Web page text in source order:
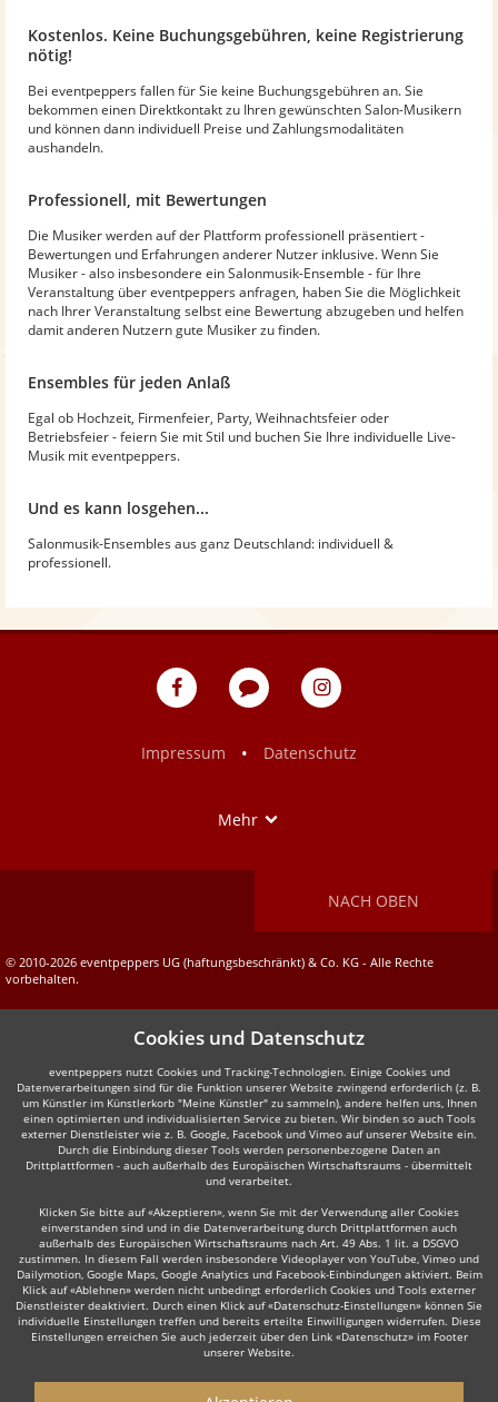
Kostenlos. Keine Buchungsgebühren, keine Registrierung
nötig!
Bei eventpeppers fallen für Sie keine Buchungsgebühren an. Sie
bekommen einen Direktkontakt zu Ihren gewünschten Salon-Musikern
und können dann individuell Preise und Zahlungsmodalitäten
aushandeln.
Professionell, mit Bewertungen
Die Musiker werden auf der Plattform professionell präsentiert -
Bewertungen und Erfahrungen anderer Nutzer inklusive. Wenn Sie
Musiker - also insbesondere ein Salonmusik-Ensemble - für Ihre
Veranstaltung über eventpeppers anfragen, haben Sie die Möglichkeit
nach Ihrer Veranstaltung selbst eine Bewertung abzugeben und helfen
damit anderen Nutzern gute Musiker zu finden.
Ensembles für jeden Anlaß
Egal ob Hochzeit, Firmenfeier, Party, Weihnachtsfeier oder
Betriebsfeier - feiern Sie mit Stil und buchen Sie Ihre individuelle Live-
Musik mit eventpeppers.
Und es kann losgehen...
Salonmusik-Ensembles aus ganz Deutschland: individuell &
professionell.
eventpeppers
Blog
eventpeppers
Impressum
• Datenschutz
Mehr
NACH OBEN
© 2010-2026 eventpeppers UG (haftungsbeschränkt) & Co. KG - Alle Rechte
vorbehalten.
Cookies und Datenschutz
eventpeppers nutzt Cookies und Tracking-Technologien. Einige Cookies und
Datenverarbeitungen sind für die Funktion unserer Website zwingend erforderlich (z. B.
um Künstler im Künstlerkorb "Meine Künstler" zu sammeln), andere helfen uns, Ihnen
einen optimierten und individualisierten Service zu bieten. Wir binden so auch Tools
externer Dienstleister wie z. B. Google, Facebook und Vimeo auf unserer Website ein.
Durch die Einbindung dieser Tools werden personenbezogene Daten an
Drittplattformen - auch außerhalb des Europäischen Wirtschaftsraums - übermittelt
und verarbeitet.
Klicken Sie bitte auf «Akzeptieren», wenn Sie mit der Verwendung aller Cookies
einverstanden sind und in die Datenverarbeitung durch Drittplattformen auch
außerhalb des Europäischen Wirtschaftsraums nach Art. 49 Abs. 1 lit. a DSGVO
zustimmen. In diesem Fall werden insbesondere Videoplayer von YouTube, Vimeo und
Dailymotion, Google Maps, Google Analytics und Facebook-Einbindungen aktiviert. Beim
Klick auf «Ablehnen» werden nicht unbedingt erforderlich Cookies und Tools externer
Dienstleister deaktiviert. Durch einen Klick auf «Datenschutz-Einstellungen» können Sie
individuelle Einstellungen treffen und bereits erteilte Einwilligungen widerrufen. Diese
Einstellungen erreichen Sie auch jederzeit über den Link «Datenschutz» im Footer
unserer Website.